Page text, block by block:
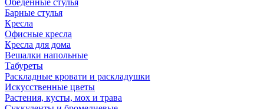
Обеденные стулья
Барные стулья
Кресла
Офисные кресла
Кресла для дома
Вешалки напольные
Табуреты
Раскладные кровати и раскладушки
Искусственные цветы
Растения, кусты, мох и трава